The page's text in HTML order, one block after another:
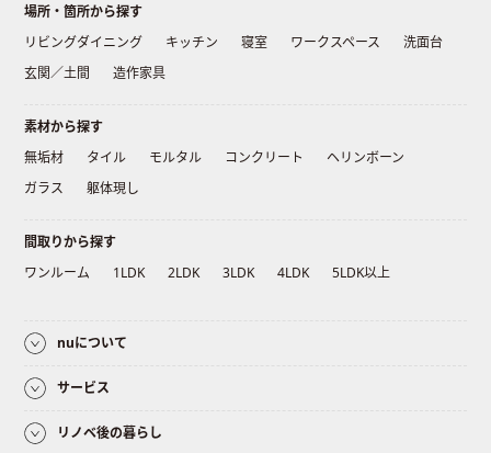
場所・箇所から探す
リビングダイニング
キッチン 寝室 ワークスペース
洗面台
玄関／土間
造作家具
素材から探す
無垢材
タイル モルタル コンクリート
ヘリンボーン
ガラス
躯体現し
間取りから探す
ワンルーム
1LDK 2LDK 3LDK 4LDK 5LDK以上
nuについて
サービス
リノベ後の暮らし